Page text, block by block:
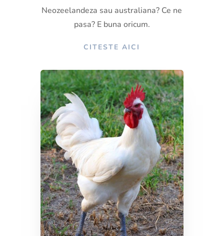
Neozeelandeza sau australiana? Ce ne
pasa? E buna oricum.
CITESTE AICI